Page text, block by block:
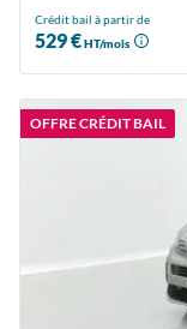
Crédit bail à partir de
529 €HT/mois
OFFRE CRÉDIT BAIL